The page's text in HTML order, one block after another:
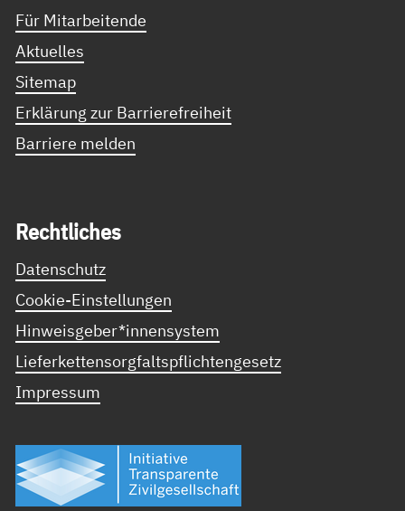
Für Mitarbeitende
Aktuelles
Sitemap
Erklärung zur Barrierefreiheit
Barriere melden
Recht­li­ches
Datenschutz
Cookie-Einstellungen
Hinweisgeber*innensystem
Lieferkettensorgfaltspflichtengesetz
Impressum